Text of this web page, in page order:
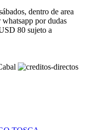
dentro de area
por dudas
80 sujeto a